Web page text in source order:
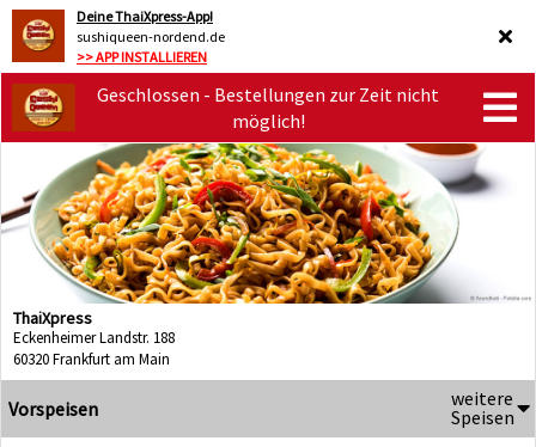
Deine ThaiXpress-App!
sushiqueen-nordend.de
>> APP INSTALLIEREN
Geschlossen - Bestellungen zur Zeit nicht
möglich!
ThaiXpress
Eckenheimer Landstr. 188
60320 Frankfurt am Main
Vorspeisen
weitere
Speisen